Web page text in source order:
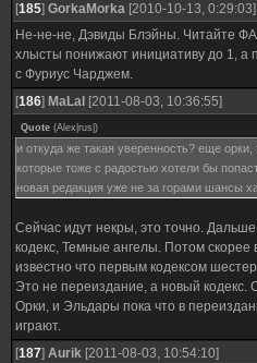
[185] GorkaMorka [2010-10-13, 0:29:03]
Не-не-не, Дэвиды Блэйны. Читайте
хлысты понижают инициативу до 1, а
с Фуриус Чарджем.
[186] MaLal [2011-08-03, 10:36:55]
Quote (Alex|rus| )
и откуда же такая уверенность? еще
которые тоже с радостью хотели бы
новая редакция уже не за горами шансы
Сейчас идут некры, это точно.
кодекс, Темные ангелы. Потом скорее
известно что первым кодексом
Это не переиздание, а новый кодекс.
Орки, и Эльдары пока что в
играют.
[187] Aurik [2011-08-03, 10:54:10]